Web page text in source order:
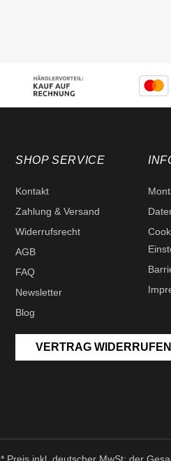
SHOP SERVICE
Kontakt
Zahlung & Versand
Widerrufsrecht
AGB
FAQ
Newsletter
Blog
VERTRAG WIDERRUFEN